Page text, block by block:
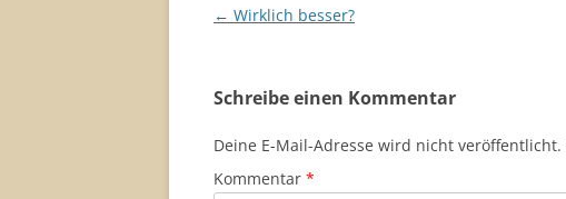
Beitragsnavigation
← Wirklich besser?
Schreibe einen Kommentar
Deine E-Mail-Adresse wird nicht veröffentlicht.
Kommentar *